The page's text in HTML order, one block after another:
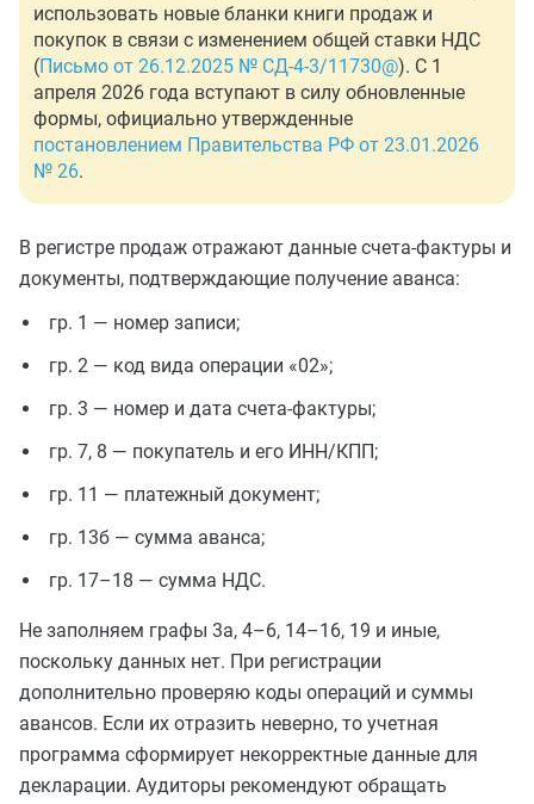
использовать новые бланки книги продаж и
покупок в связи с изменением общей ставки НДС
(Письмо от 26.12.2025 № СД-4-3/11730@). С 1
апреля 2026 года вступают в силу обновленные
формы, официально утвержденные
постановлением Правительства РФ от 23.01.2026
№ 26.
В регистре продаж отражают данные счета-фактуры и
документы, подтверждающие получение аванса:
гр. 1 — номер записи;
гр. 2 — код вида операции «02»;
гр. 3 — номер и дата счета-фактуры;
гр. 7, 8 — покупатель и его ИНН/КПП;
гр. 11 — платежный документ;
гр. 13б — сумма аванса;
гр. 17–18 — сумма НДС.
Не заполняем графы 3а, 4–6, 14–16, 19 и иные,
поскольку данных нет. При регистрации
дополнительно проверяю коды операций и суммы
авансов. Если их отразить неверно, то учетная
программа сформирует некорректные данные для
декларации. Аудиторы рекомендуют обращать